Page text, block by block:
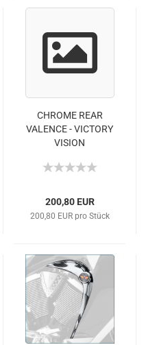
CHROME REAR
VALENCE - VICTORY
VISION
200,80 EUR
200,80 EUR pro Stück